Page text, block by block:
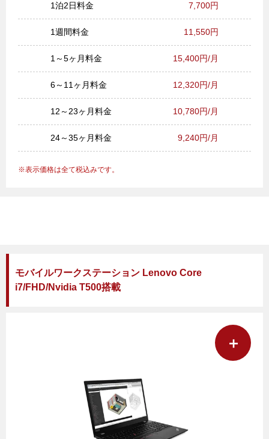
1泊2日料金 7,700円
1週間料金 11,550円
1～5ヶ月料金 15,400円/月
6～11ヶ月料金 12,320円/月
12～23ヶ月料金 10,780円/月
24～35ヶ月料金 9,240円/月
表示価格は全て税込みです。
モバイルワークステーション Lenovo Core
i7/FHD/Nvidia T500搭載
＋